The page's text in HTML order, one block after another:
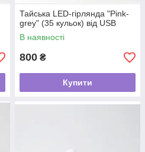
Тайська LED-гірлянда "Pink-
grey" (35 кульок) від USB
В наявності
800 ₴
Купити